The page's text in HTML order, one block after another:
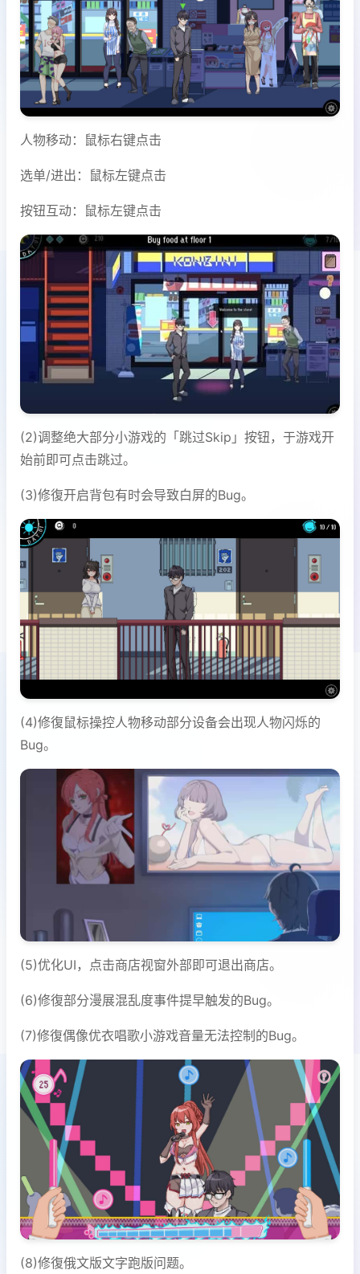
人物移动：鼠标右键点击
选单/进出：鼠标左键点击
按钮互动：鼠标左键点击
(2)调整绝大部分小游戏的「跳过Skip」按钮，于游戏开
始前即可点击跳过。
(3)修復开启背包有时会导致白屏的Bug。
(4)修復鼠标操控人物移动部分设备会出现人物闪烁的
Bug。
(5)优化UI，点击商店视窗外部即可退出商店。
(6)修復部分漫展混乱度事件提早触发的Bug。
(7)修復偶像优衣唱歌小游戏音量无法控制的Bug。
(8)修復俄文版文字跑版问题。